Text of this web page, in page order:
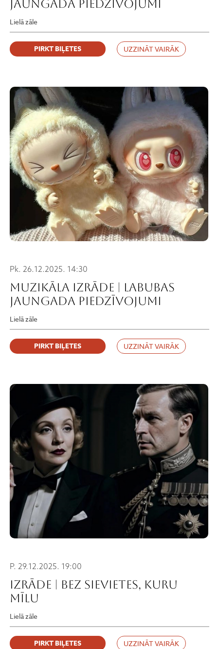
Jaungada piedzīvojumi
Lielā zāle
PIRKT BIĻETES UZZINĀT VAIRĀK
Pk. 26.12.2025. 14:30
Muzikāla izrāde | LABUBAS
Jaungada piedzīvojumi
Lielā zāle
PIRKT BIĻETES UZZINĀT VAIRĀK
P. 29.12.2025. 19:00
IZRĀDE | BEZ SIEVIETES, KURU
MĪLU
Lielā zāle
PIRKT BIĻETES UZZINĀT VAIRĀK